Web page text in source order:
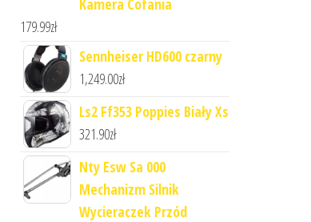
Kamera Cofania
179.99zł
Sennheiser HD600 czarny
1,249.00zł
Ls2 Ff353 Poppies Biały Xs
321.90zł
Nty Esw Sa 000
Mechanizm Silnik
Wycieraczek Przód